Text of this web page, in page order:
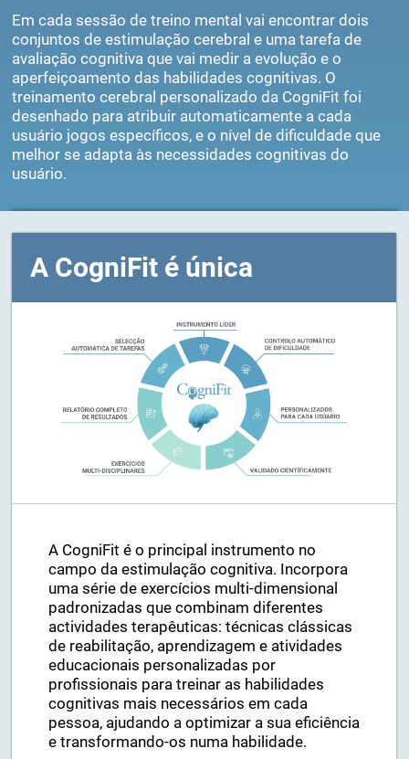
Em cada sessão de treino mental vai encontrar dois
conjuntos de estimulação cerebral e uma tarefa de
avaliação cognitiva que vai medir a evolução e o
aperfeiçoamento das habilidades cognitivas. O
treinamento cerebral personalizado da CogniFit foi
desenhado para atribuir automaticamente a cada
usuário jogos específicos, e o nível de dificuldade que
melhor se adapta às necessidades cognitivas do
A CogniFit é única
A CogniFit é o principal instrumento no
campo da estimulação cognitiva. Incorpora
uma série de exercícios multi-dimensional
padronizadas que combinam diferentes
actividades terapêuticas: técnicas clássicas
de reabilitação, aprendizagem e atividades
educacionais personalizadas por
profissionais para treinar as habilidades
cognitivas mais necessários em cada
pessoa, ajudando a optimizar a sua eficiência